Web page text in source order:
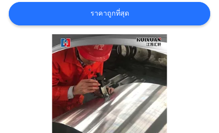
PRIVACY
POLICY
ราคาถูกที่สุด